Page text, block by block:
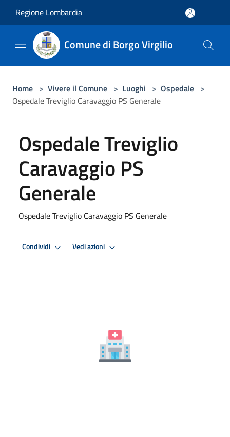
Regione Lombardia
Comune di Borgo Virgilio
Home > Vivere il Comune > Luoghi > Ospedale >
Ospedale Treviglio Caravaggio PS Generale
Ospedale Treviglio
Caravaggio PS
Generale
Ospedale Treviglio Caravaggio PS Generale
Condividi Vedi azioni